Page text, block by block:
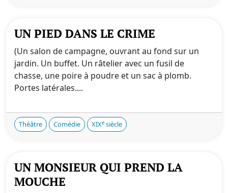
UN PIED DANS LE CRIME
(Un salon de campagne, ouvrant au fond sur un
jardin. Un buffet. Un râtelier avec un fusil de
chasse, une poire à poudre et un sac à plomb.
Portes latérales....
Théâtre Comédie XIXe siècle
UN MONSIEUR QUI PREND LA
MOUCHE